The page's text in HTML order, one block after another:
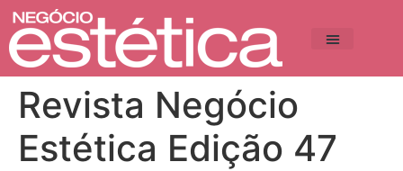
Revista Negócio
Estética Edição 47